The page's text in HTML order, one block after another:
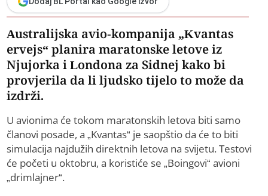
Australijska avio-kompanija „Kvantas
ervejs“ planira maratonske letove iz
Njujorka i Londona za Sidnej kako bi
provjerila da li ljudsko tijelo to može da
izdrži.
U avionima će tokom maratonskih letova biti samo
članovi posade, a „Kvantas“ je saopštio da će to biti
simulacija najdužih direktnih letova na svijetu. Testovi
će početi u oktobru, a koristiće se „Boingovi“ avioni
„drimlajner“.